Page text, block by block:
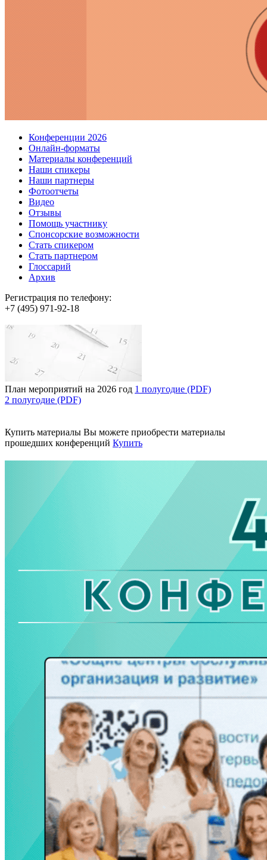
Конференции 2026
Онлайн-форматы
Материалы конференций
Наши спикеры
Наши партнеры
Фотоотчеты
Видео
Отзывы
Помощь участнику
Спонсорские возможности
Стать спикером
Стать партнером
Глоссарий
Архив
Регистрация по телефону:
+7 (495) 971-92-18
План мероприятий на 2026 год 1 полугодие (PDF)
2 полугодие (PDF)
Купить материалы Вы можете приобрести материалы
прошедших конференций Купить